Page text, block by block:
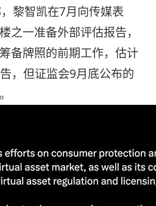
黎智凯在7月向传媒表
之一准备外部评估报告，
备牌照的前期工作，估计
，但证监会9月底公布的